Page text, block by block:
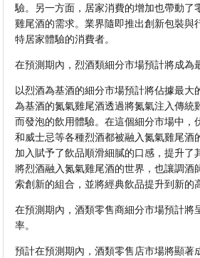
驗。另一方面，居家消費的增加也帶動了
雞尾酒的需求。業界隨即推出創新包裝與
特居家體驗的消費者。
在預測期內，烈酒類細分市場預計將成為
以烈酒為基酒的細分市場預計將佔據最大
為基酒的氮氣雞尾酒透過將氮氣注入傳統
而發泡的飲用體驗。在這個細分市場中，
和威士忌等各種烈酒都被融入氮氣雞尾酒
加入賦予了飲品順滑細膩的口感，提升了
將烈酒融入氮氣雞尾酒的世界，也讓調酒
索創新的組合，並將經典飲品提升到新的
在預測期內，酒類零售商細分市場預計將
率。
預計在預測期內，酒類零售店市場將顯著